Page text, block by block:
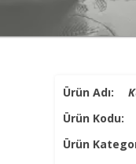
Ürün Adı:
Ürün Kodu:
Ürün